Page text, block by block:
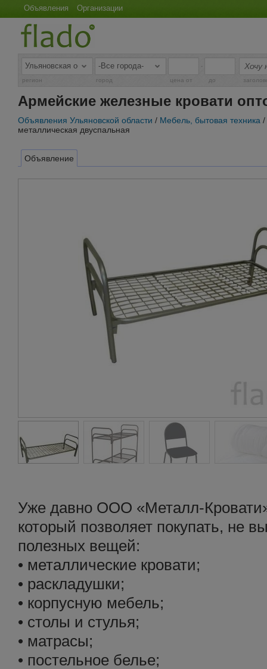
Объявления Организации
-
регион город цена от до
Армейские железные кровати
Объявления Ульяновской области / Мебель, бытовая техника /
металлическая двуспальная
Объявление
Уже давно ООО «Металл-
который позволяет покупать, не
полезных вещей:
• металлические кровати;
• раскладушки;
• корпусную мебель;
• столы и стулья;
• матрасы;
• постельное белье;